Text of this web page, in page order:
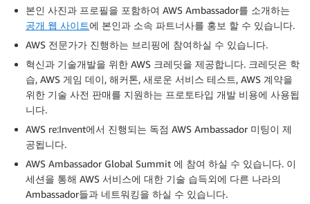
본인 사진과 프로필을 포함하여 AWS Ambassador를 소개하는
공개 웹 사이트에 본인과 소속 파트너사를 홍보 할 수 있습니다.
AWS 전문가가 진행하는 브리핑에 참여하실 수 있습니다.
혁신과 기술개발을 위한 AWS 크레딧을 제공합니다. 크레딧은 학
습, AWS 게임 데이, 해커톤, 새로운 서비스 테스트, AWS 계약을
위한 기술 사전 판매를 지원하는 프로토타입 개발 비용에 사용됩
니다.
AWS re:Invent에서 진행되는 독점 AWS Ambassador 미팅이 제
공됩니다.
AWS Ambassador Global Summit 에 참여 하실 수 있습니다. 이
세션을 통해 AWS 서비스에 대한 기술 습득외에 다른 나라의
Ambassador들과 네트워킹을 하실 수 있습니다.